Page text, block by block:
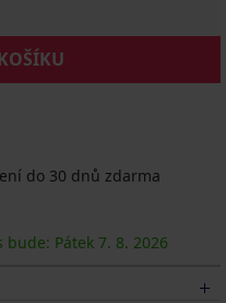
do 30 dnů zdarma
bude: Pátek 7. 8. 2026